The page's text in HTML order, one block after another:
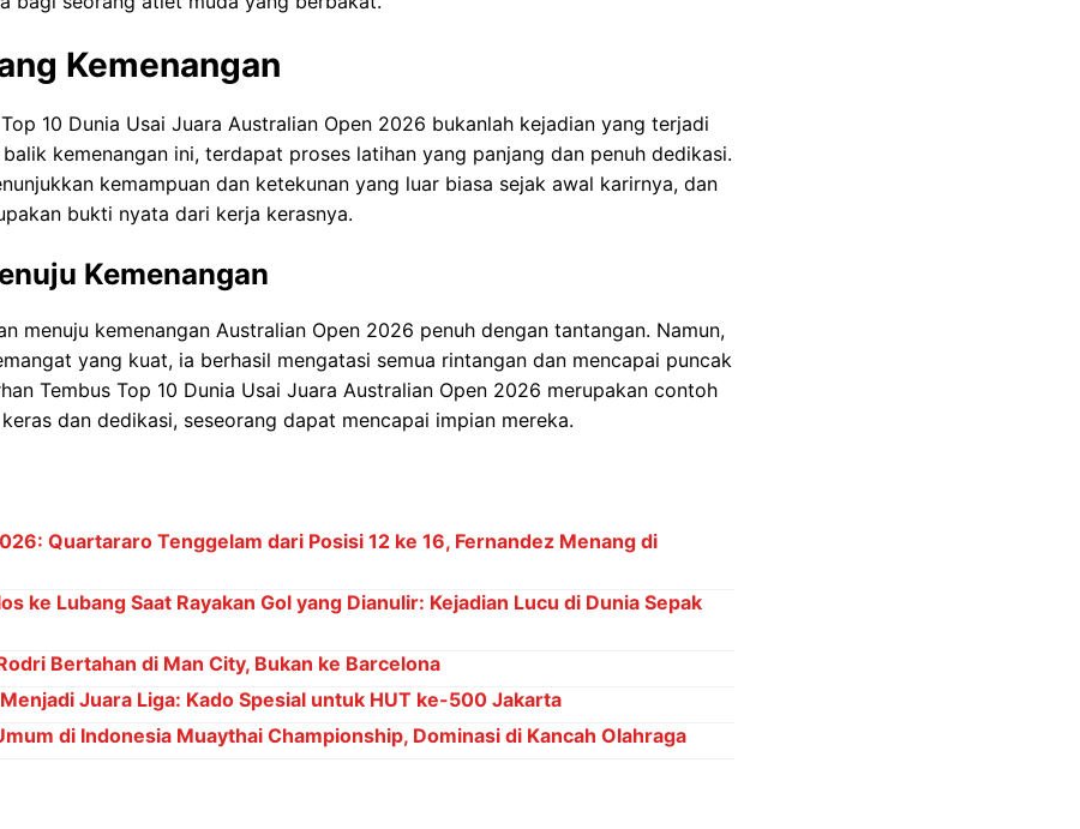
Kemenangan
10 Dunia Usai Juara Australian Open 2026 bukanlah kejadian yang terjadi
kemenangan ini, terdapat proses latihan yang panjang dan penuh dedikasi.
kemampuan dan ketekunan yang luar biasa sejak awal karirnya, dan
bukti nyata dari kerja kerasnya.
Kemenangan
menuju kemenangan Australian Open 2026 penuh dengan tantangan. Namun,
yang kuat, ia berhasil mengatasi semua rintangan dan mencapai puncak
Tembus Top 10 Dunia Usai Juara Australian Open 2026 merupakan contoh
dan dedikasi, seseorang dapat mencapai impian mereka.
Quartararo Tenggelam dari Posisi 12 ke 16, Fernandez Menang di
ke Lubang Saat Rayakan Gol yang Dianulir: Kejadian Lucu di Dunia Sepak
Bertahan di Man City, Bukan ke Barcelona
Juara Liga: Kado Spesial untuk HUT ke-500 Jakarta
di Indonesia Muaythai Championship, Dominasi di Kancah Olahraga